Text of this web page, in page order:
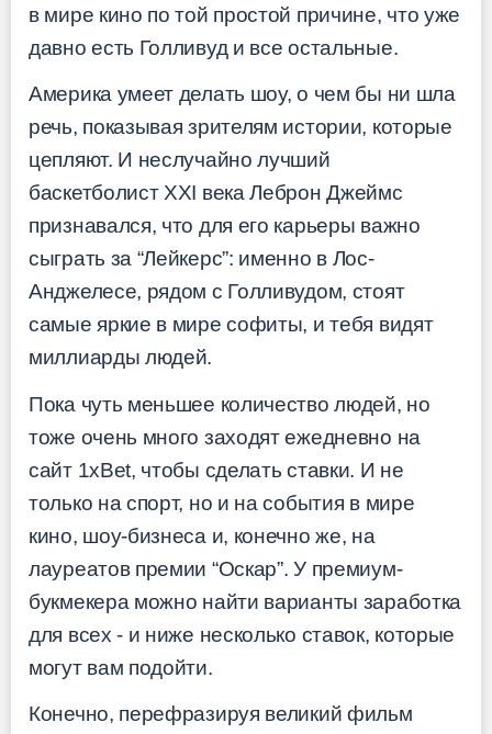
в мире кино по той простой причине, что уже
давно есть Голливуд и все остальные.
Америка умеет делать шоу, о чем бы ни шла
речь, показывая зрителям истории, которые
цепляют. И неслучайно лучший
баскетболист XXI века Леброн Джеймс
признавался, что для его карьеры важно
сыграть за “Лейкерс”: именно в Лос-
Анджелесе, рядом с Голливудом, стоят
самые яркие в мире софиты, и тебя видят
миллиарды людей.
Пока чуть меньшее количество людей, но
тоже очень много заходят ежедневно на
сайт 1xBet, чтобы сделать ставки. И не
только на спорт, но и на события в мире
кино, шоу-бизнеса и, конечно же, на
лауреатов премии “Оскар”. У премиум-
букмекера можно найти варианты заработка
для всех - и ниже несколько ставок, которые
могут вам подойти.
Конечно, перефразируя великий фильм